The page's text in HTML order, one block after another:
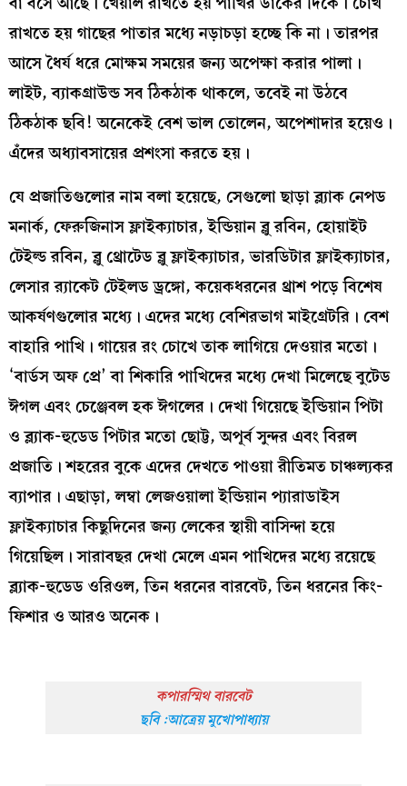
রাখতে হয় গাছের পাতার মধ্যে নড়াচড়া হচ্ছে কি না। তারপর
আসে ধৈর্য ধরে মোক্ষম সময়ের জন্য অপেক্ষা করার পালা।
লাইট, ব্যাকগ্রাউন্ড সব ঠিকঠাক থাকলে, তবেই না উঠবে
ঠিকঠাক ছবি! অনেকেই বেশ ভাল তোলেন, অপেশাদার হয়েও।
এঁদের অধ্যাবসায়ের প্রশংসা করতে হয়।
যে প্রজাতিগুলোর নাম বলা হয়েছে, সেগুলো ছাড়া ব্ল্যাক নেপড
মনার্ক, ফেরুজিনাস ফ্লাইক্যাচার, ইন্ডিয়ান ব্লু রবিন, হোয়াইট
টেইল্ড রবিন, ব্লু থ্রোটেড ব্লু ফ্লাইক্যাচার, ভারডিটার ফ্লাইক্যাচার,
লেসার র‍্যাকেট টেইলড ড্রঙ্গো, কয়েকধরনের থ্রাশ পড়ে বিশেষ
আকর্ষণগুলোর মধ্যে। এদের মধ্যে বেশিরভাগ মাইগ্রেটরি। বেশ
বাহারি পাখি। গায়ের রং চোখে তাক লাগিয়ে দেওয়ার মতো।
‘বার্ডস অফ প্রে’ বা শিকারি পাখিদের মধ্যে দেখা মিলেছে বুটেড
ঈগল এবং চেঞ্জেবল হক ঈগলের। দেখা গিয়েছে ইন্ডিয়ান পিটা
ও ব্ল্যাক-হুডেড পিটার মতো ছোট্ট, অপূর্ব সুন্দর এবং বিরল
প্রজাতি। শহরের বুকে এদের দেখতে পাওয়া রীতিমত চাঞ্চল্যকর
ব্যাপার। এছাড়া, লম্বা লেজওয়ালা ইন্ডিয়ান প্যারাডাইস
ফ্লাইক্যাচার কিছুদিনের জন্য লেকের স্থায়ী বাসিন্দা হয়ে
গিয়েছিল। সারাবছর দেখা মেলে এমন পাখিদের মধ্যে রয়েছে
ব্ল্যাক-হুডেড ওরিওল, তিন ধরনের বারবেট, তিন ধরনের কিং-
ফিশার ও আরও অনেক।
কপারস্মিথ বারবেট
ছবি :আত্রেয় মুখোপাধ্যায়